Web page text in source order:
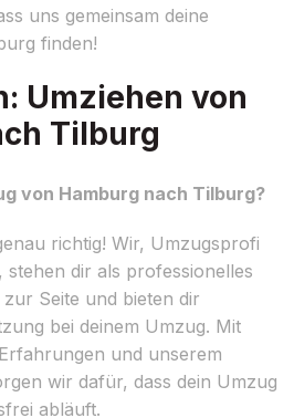
uns gemeinsam deine
finden!
Umziehen von
Tilburg
von Hamburg nach Tilburg?
richtig! Wir, Umzugsprofi
dir als professionelles
Seite und bieten dir
bei deinem Umzug. Mit
und unserem
wir dafür, dass dein Umzug
abläuft.